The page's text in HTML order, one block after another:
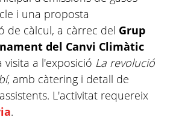
i una proposta
de càlcul, a càrrec del Grup
del Canvi Climàtic
visita a l'exposició La revolució
, amb càtering i detall de
L'activitat requereix
.